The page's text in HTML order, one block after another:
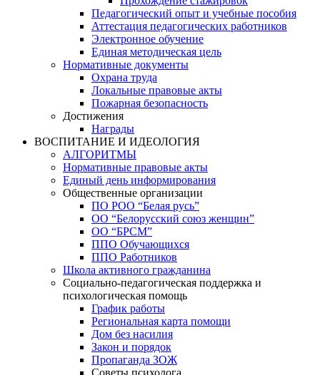
Педагогический опыт и учебные пособия
Аттестация педагогических работников
Электронное обучение
Единая методическая цель
Нормативные документы
Охрана труда
Локальные правовые акты
Пожарная безопасность
Достижения
Награды
ВОСПИТАНИЕ И ИДЕОЛОГИЯ
АЛГОРИТМЫ
Нормативные правовые акты
Единый день информирования
Общественные организации
ПО РОО “Белая русь”
ОО “Белорусский союз женщин”
ОО “БРСМ”
ППО Обучающихся
ППО Работников
Школа активного гражданина
Социально-педагогическая поддержка и
психологическая помощь
График работы
Региональная карта помощи
Дом без насилия
Закон и порядок
Пропаганда ЗОЖ
Советы психолога